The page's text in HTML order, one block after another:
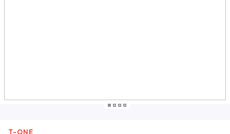
T-ONE